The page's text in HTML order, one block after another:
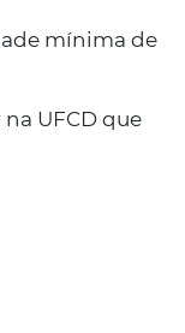
mínima de
UFCD que